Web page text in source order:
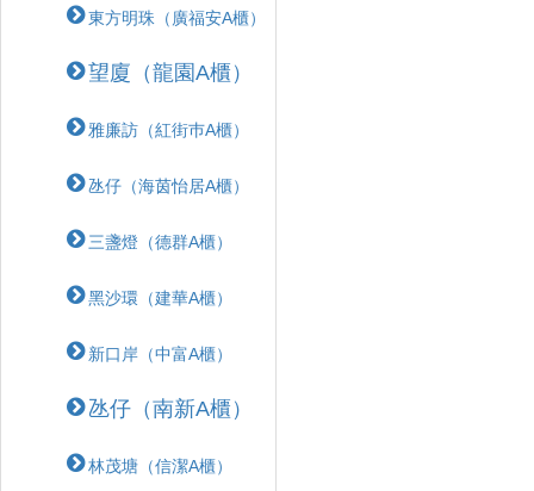
東方明珠（廣福安A櫃）
望廈（龍園A櫃）
雅廉訪（紅街巿A櫃）
氹仔（海茵怡居A櫃）
三盞燈（德群A櫃）
黑沙環（建華A櫃）
新口岸（中富A櫃）
氹仔（南新A櫃）
林茂塘（信潔A櫃）